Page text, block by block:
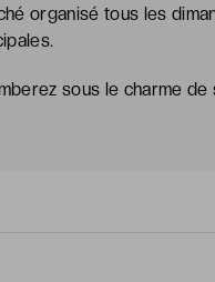
organisé tous les
sous le charme